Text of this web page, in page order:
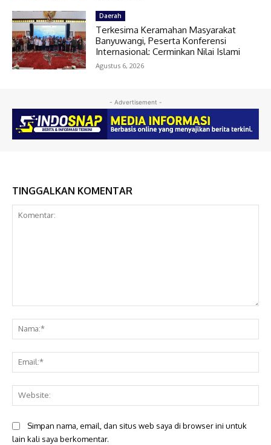
Daerah
Terkesima Keramahan Masyarakat
Banyuwangi, Peserta Konferensi
Internasional: Cerminkan Nilai Islami
Agustus 6, 2026
- Advertisement -
TINGGALKAN KOMENTAR
Simpan nama, email, dan situs web saya di browser ini untuk
lain kali saya berkomentar.